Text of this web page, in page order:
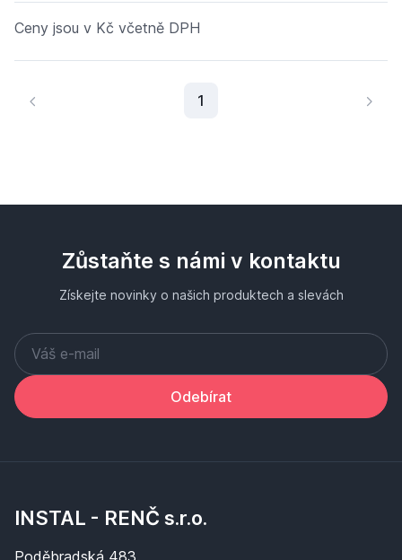
Ceny jsou v Kč včetně DPH
1
Zůstaňte s námi v kontaktu
Získejte novinky o našich produktech a slevách
Odebírat
INSTAL - RENČ s.r.o.